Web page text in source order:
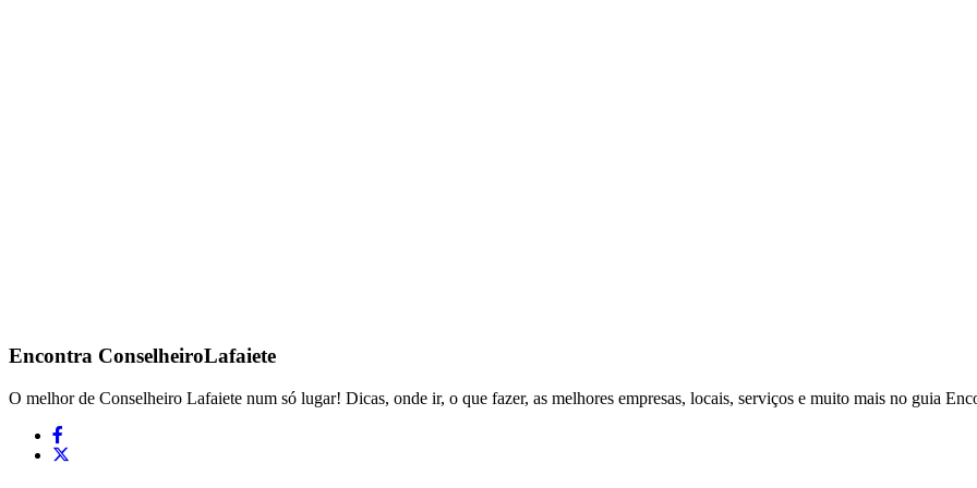
Encontra ConselheiroLafaiete
O melhor de Conselheiro Lafaiete num só lugar! Dicas, onde ir, o que fazer, as melhores empresas, locais, serviços e muito mais no guia